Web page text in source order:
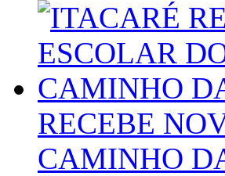
RECEBE
CAMINHO